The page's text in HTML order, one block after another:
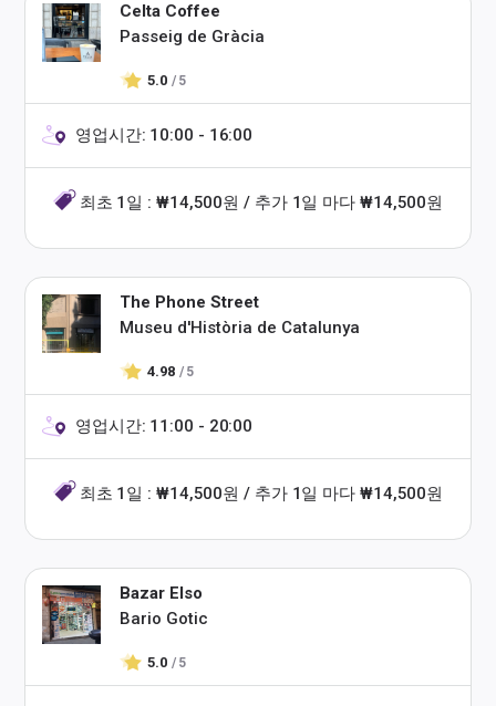
Celta Coffee
Passeig de Gràcia
5.0 / 5
영업시간: 10:00 - 16:00
최초 1일 : ₩14,500원 / 추가 1일 마다 ₩14,500원
The Phone Street
Museu d'Història de Catalunya
4.98 / 5
영업시간: 11:00 - 20:00
최초 1일 : ₩14,500원 / 추가 1일 마다 ₩14,500원
Bazar Elso
Bario Gotic
5.0 / 5